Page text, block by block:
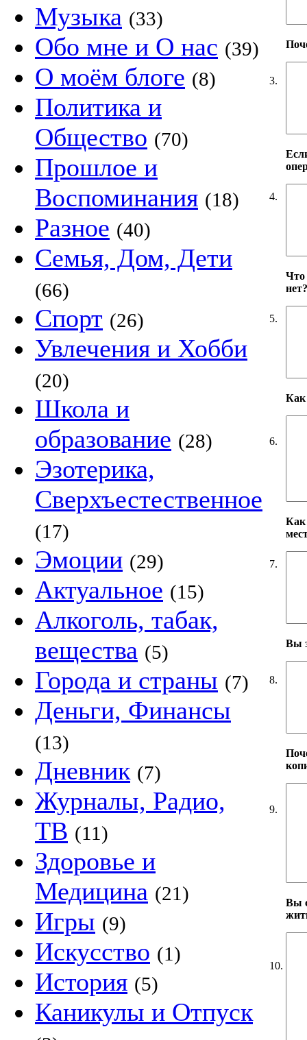
Музыка (33)
Обо мне и О нас (39)
О моём блоге (8)
Политика и
Общество (70)
Прошлое и
Воспоминания (18)
Разное (40)
Семья, Дом, Дети
(66)
Спорт (26)
Увлечения и Хобби
(20)
Школа и
образование (28)
Эзотерика,
Сверхъестественное
(17)
Эмоции (29)
Актуальное (15)
Алкоголь, табак,
вещества (5)
Города и страны (7)
Деньги, Финансы
(13)
Дневник (7)
Журналы, Радио,
ТВ (11)
Здоровье и
Медицина (21)
Игры (9)
Искусство (1)
История (5)
Каникулы и Отпуск
3.
4.
5.
Что
нет?
6.
Как
7.
Как
8.
Вы
9.
10.
Вы